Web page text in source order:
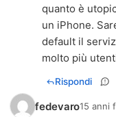
quanto è
un iPhone.
default il
molto più
Rispondi
fedevaro15 anni